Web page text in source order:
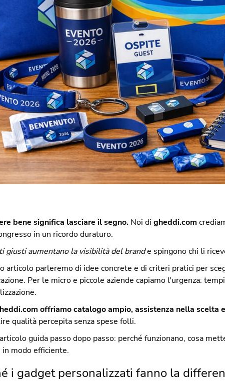
bene significa lasciare il segno. Noi di gheddi.com
in un ricordo duraturo.
giusti aumentano la visibilità del brand e spingono chi li
articolo parleremo di idee concrete e di criteri pratici per
Per le micro e piccole aziende capiamo l'urgenza:
offriamo catalogo ampio, assistenza nella scelta
qualità percepita senza spese folli.
guida passo dopo passo: perché funzionano, cosa
in modo efficiente.
i gadget personalizzati fanno la